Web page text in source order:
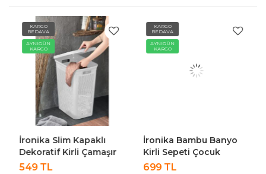
KARGO
BEDAVA
AYNIGÜN
KARGO
İronika Slim Kapaklı
Dekoratif Kirli Çamaşır
Sepeti 45 Litre - Beyaz
549 TL
KARGO
BEDAVA
AYNIGÜN
KARGO
İronika Bambu Banyo
Kirli Sepeti Çocuk
Oyuncak Kutusu
699 TL